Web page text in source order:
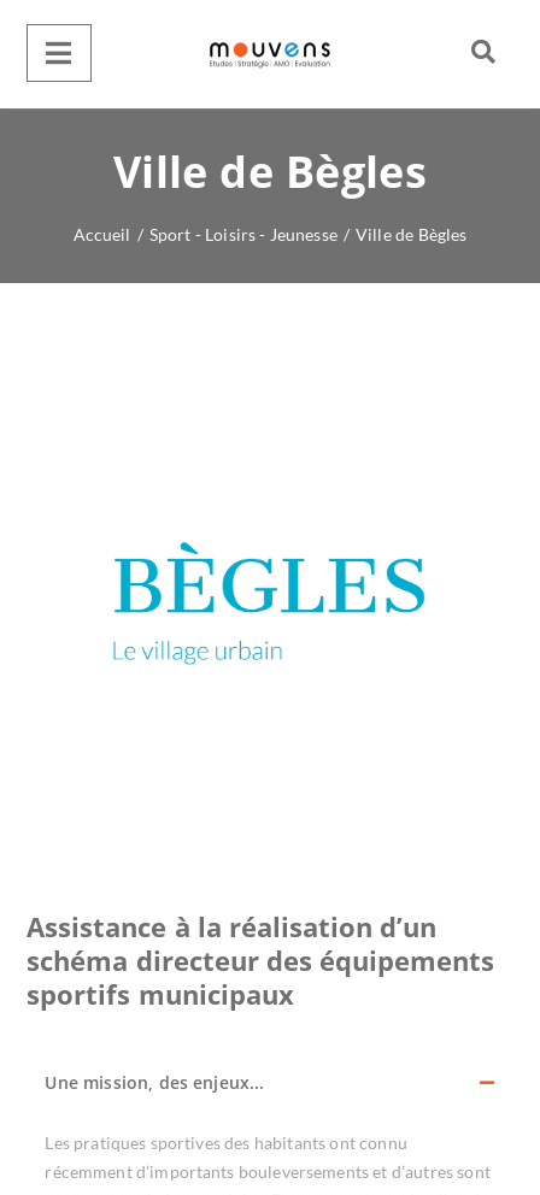
Ville de Bègles
Accueil / Sport - Loisirs - Jeunesse / Ville de Bègles
Assistance à la réalisation d’un
schéma directeur des équipements
sportifs municipaux
Une mission, des enjeux...
Les pratiques sportives des habitants ont connu
récemment d’importants bouleversements et d’autres sont